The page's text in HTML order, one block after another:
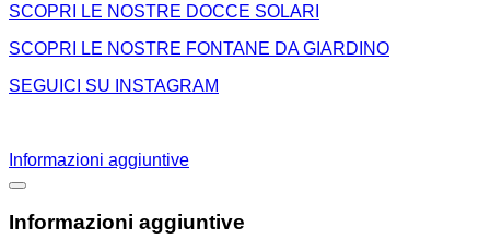
SCOPRI LE NOSTRE DOCCE SOLARI
SCOPRI LE NOSTRE FONTANE DA GIARDINO
SEGUICI SU INSTAGRAM
Informazioni aggiuntive
Informazioni aggiuntive